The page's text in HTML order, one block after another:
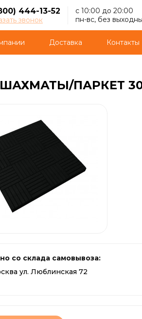
444-13-52
звонок
с 10:00 до 20:00
пн-вс, без
Доставка Контакты
ПАРКЕТ
со склада самовывоза:
ул. Люблинская 72